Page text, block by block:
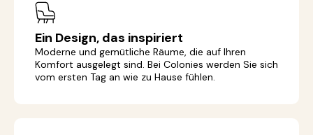
Ein Design, das inspiriert
Moderne und gemütliche Räume, die auf Ihren
Komfort ausgelegt sind. Bei Colonies werden Sie sich
vom ersten Tag an wie zu Hause fühlen.